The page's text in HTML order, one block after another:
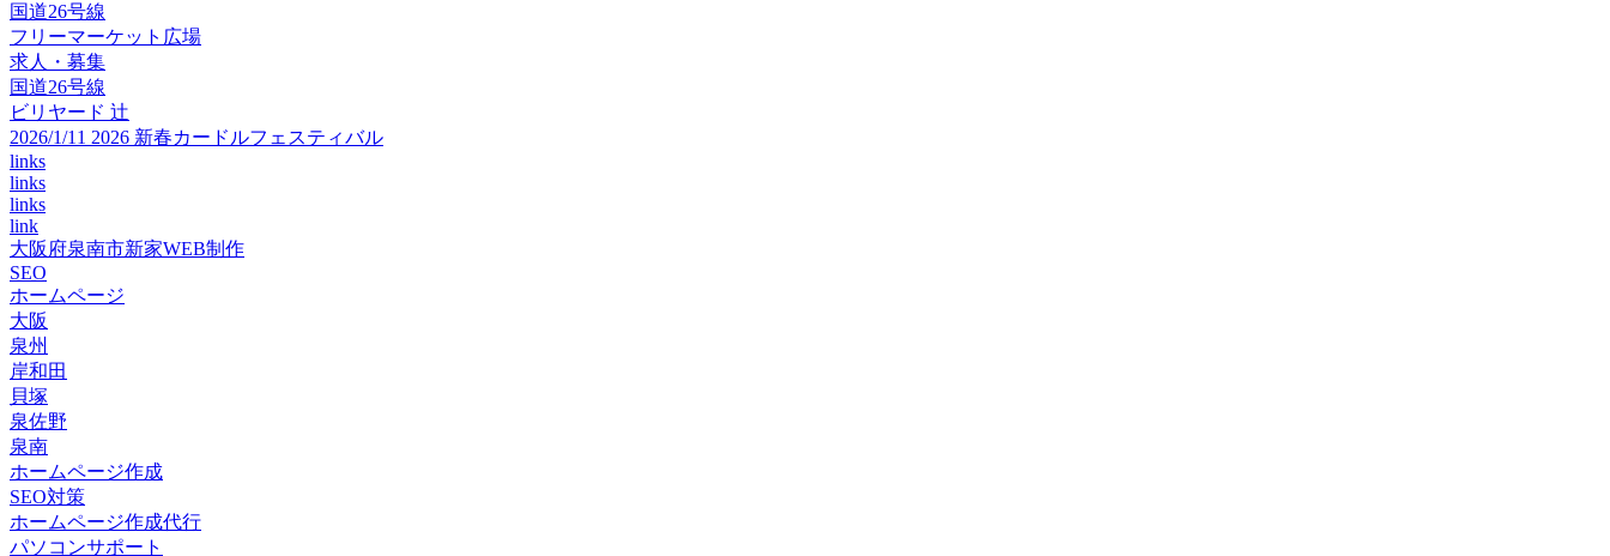
国道26号線
フリーマーケット広場
求人・募集
国道26号線
ビリヤード 辻
2026/1/11 2026 新春カードルフェスティバル
links
links
links
link
大阪府泉南市新家WEB制作
SEO
ホームページ
大阪
泉州
岸和田
貝塚
泉佐野
泉南
ホームページ作成
SEO対策
ホームページ作成代行
パソコンサポート